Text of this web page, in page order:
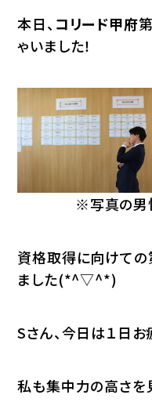
本日、 コリード甲府
ゃいました！
※写真の男
資格取得に向けて
ました(*^▽^*)
Sさん、今日は１日お
私も集中力の高さ